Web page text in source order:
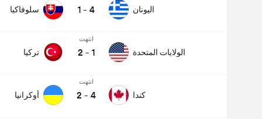
اليونان 4
-
1 سلوفاكيا
الولايات المتحدة
انتهت
1
-
2 تركيا
كندا
انتهت
4
-
2 أوكرانيا